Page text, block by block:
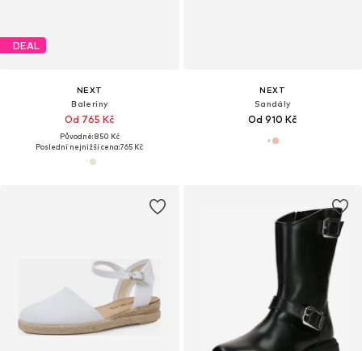
DEAL
NEXT
Baleríny
Od 765 Kč
Původně: 850 Kč
Poslední nejnižší cena:765 Kč
NEXT
Sandály
Od 910 Kč